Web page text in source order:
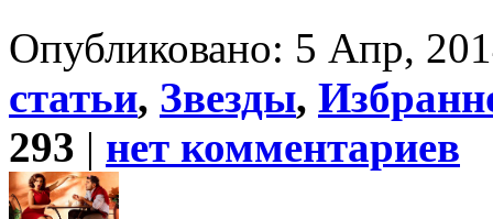
Опубликовано: 5 Апр,
статьи, Звезды,
293 | нет комментариев